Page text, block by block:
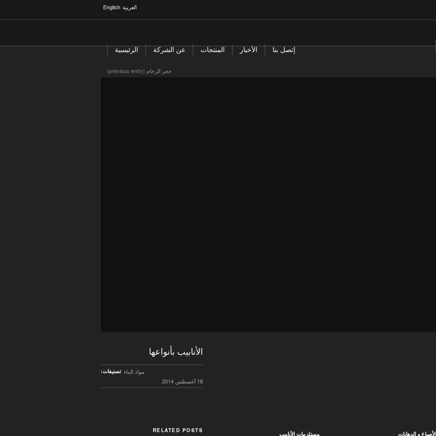
English العربية
الرئيسية عن الشركة المنتجات الأخبار إتصل بنا
حجر الرخام (previous entry)
الأنابيب بأنواعها
تصنيفات: مواد البناء
18 أغسطس 2014
RELATED POSTS مستلزمات الأنابيب الأصباغ و الدهانات